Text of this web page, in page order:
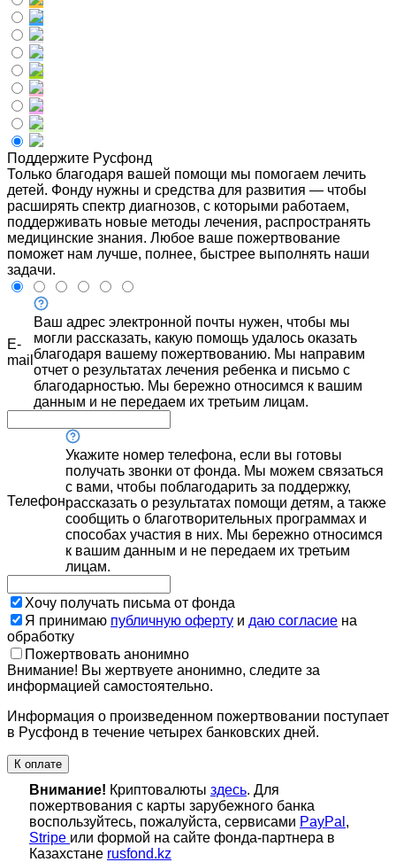
Поддержите Русфонд
Только благодаря вашей помощи мы помогаем лечить
детей. Фонду нужны и средства для развития — чтобы
расширять спектр диагнозов, с которыми работаем,
поддерживать новые методы лечения, распространять
медицинские знания. Любое ваше пожертвование
поможет нам лучше, полнее, быстрее выполнять наши
задачи.
E-
mail
Ваш адрес электронной почты нужен, чтобы мы
могли рассказать, какую помощь удалось оказать
благодаря вашему пожертвованию. Мы направим
отчет о результатах лечения ребенка и письмо с
благодарностью. Мы бережно относимся к вашим
данным и не передаем их третьим лицам.
Телефон
Укажите номер телефона, если вы готовы
получать звонки от фонда. Мы можем связаться
с вами, чтобы поблагодарить за поддержку,
рассказать о результатах помощи детям, а также
сообщить о благотворительных программах и
способах участия в них. Мы бережно относимся
к вашим данным и не передаем их третьим
лицам.
Хочу получать письма от фонда
Я принимаю публичную оферту и даю согласие на
обработку
Пожертвовать анонимно
Внимание! Вы жертвуете анонимно, следите за
информацией самостоятельно.
Информация о произведенном пожертвовании поступает
в Русфонд в течение четырех банковских дней.
К оплате
Внимание! Криптовалюты здесь. Для
пожертвования с карты зарубежного банка
воспользуйтесь, пожалуйста, сервисами PayPal ,
Stripe или формой на сайте фонда-партнера в
Казахстане rusfond.kz